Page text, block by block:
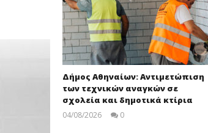
Δήμος Αθηναίων: Αντιμετώπιση
των τεχνικών αναγκών σε
σχολεία και δημοτικά κτίρια
04/08/2026
0